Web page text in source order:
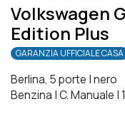
Volkswagen
Edition Plus
GARANZIA UFFICIALE CASA
Berlina, 5 porte |nero
Benzina |C. Manuale |